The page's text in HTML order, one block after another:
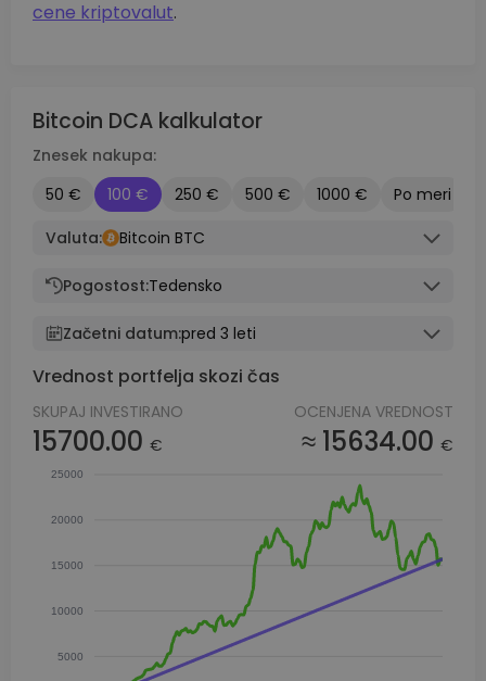
cene kriptovalut.
Bitcoin DCA kalkulator
Znesek nakupa:
50 €
100 € 250 € 500 € 1000 €
Po meri
Valuta:
Bitcoin BTC
Pogostost:Tedensko
Začetni datum:pred 3 leti
Vrednost portfelja skozi čas
SKUPAJ INVESTIRANO
15700.00 €
OCENJENA VREDNOST
≈ 15634.00 €
25000
20000
15000
10000
5000